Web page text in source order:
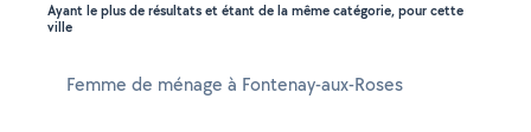
Ayant le plus de résultats et étant de la même catégorie, pour cette
ville
Femme de ménage à Fontenay-aux-Roses